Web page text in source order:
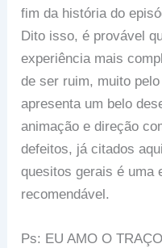
fim da história do
Dito isso, é provável
experiência mais
de ser ruim, muito
apresenta um belo
animação e direção
defeitos, já citados
quesitos gerais é uma
recomendável.
Ps: EU AMO O